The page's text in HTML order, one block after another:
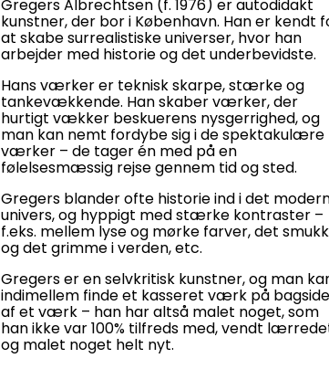
Gregers Albrechtsen (f. 1976) er autodidakt
kunstner, der bor i København. Han er kendt
at skabe surrealistiske universer, hvor han
arbejder med historie og det underbevidste.
Hans værker er teknisk skarpe, stærke og
tankevækkende. Han skaber værker, der
hurtigt vækker beskuerens nysgerrighed, og
man kan nemt fordybe sig i de spektakulære
værker – de tager én med på en
følelsesmæssig rejse gennem tid og sted.
Gregers blander ofte historie ind i det
univers, og hyppigt med stærke kontraster –
f.eks. mellem lyse og mørke farver, det
og det grimme i verden, etc.
Gregers er en selvkritisk kunstner, og man
indimellem finde et kasseret værk på
af et værk – han har altså malet noget, som
han ikke var 100% tilfreds med, vendt
og malet noget helt nyt.